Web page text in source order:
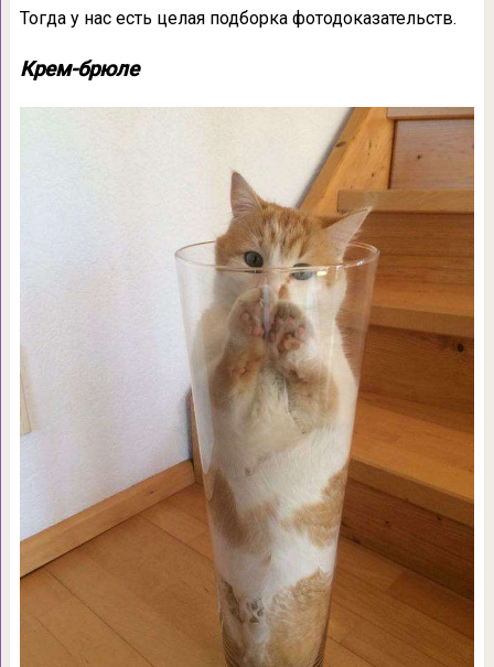
Тогда у нас есть целая подборка фотодоказательств.
Крем-брюле